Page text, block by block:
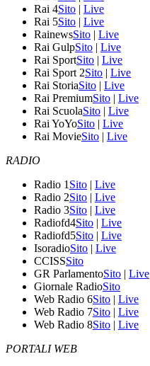
Rai 4Sito | Live
Rai 5Sito | Live
RainewsSito | Live
Rai GulpSito | Live
Rai SportSito | Live
Rai Sport 2Sito | Live
Rai StoriaSito | Live
Rai PremiumSito | Live
Rai ScuolaSito | Live
Rai YoYoSito | Live
Rai MovieSito | Live
RADIO
Radio 1 Sito | Live
Radio 2Sito | Live
Radio 3Sito | Live
Radiofd4Sito | Live
Radiofd5Sito | Live
IsoradioSito | Live
CCISSSito
GR ParlamentoSito | Live
Giornale RadioSito
Web Radio 6Sito | Live
Web Radio 7Sito | Live
Web Radio 8Sito | Live
PORTALI WEB